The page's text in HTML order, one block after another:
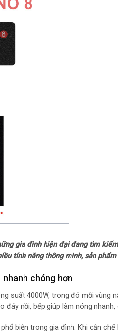
gia đình hiện đại đang tìm
tính năng thông minh, sản
chóng hơn
suất 4000W, trong đó mỗi
nồi, bếp giúp làm nóng
biến trong gia đình. Khi cần